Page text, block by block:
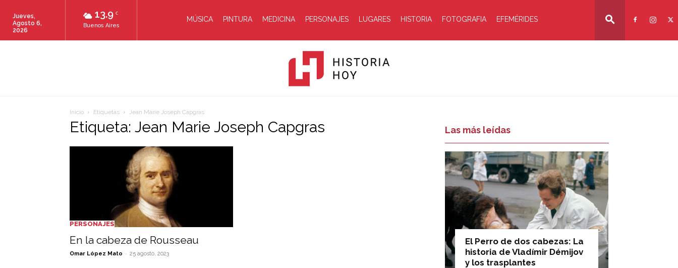
13.9 C
Buenos Aires
Jueves,
Agosto 6,
2026
MÚSICA PINTURA MEDICINA PERSONAJES LUGARES HISTORIA FOTOGRAFIA EFEMÉRIDES
Inicio Etiquetas Jean Marie Joseph Capgras
Etiqueta: Jean Marie Joseph Capgras
PERSONAJES
En la cabeza de Rousseau
Omar López Mato - 25 agosto, 2023
Las más leídas
El Perro de dos cabezas: La
historia de Vladímir Démijov
y los trasplantes